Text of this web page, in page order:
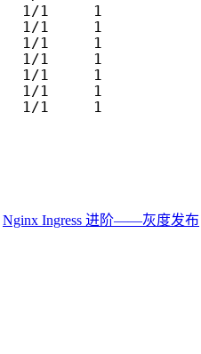
Nginx Ingress 进阶——灰度发布